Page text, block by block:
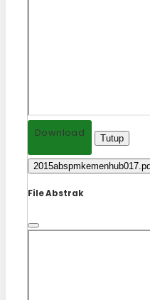
Download Tutup
File Abstrak